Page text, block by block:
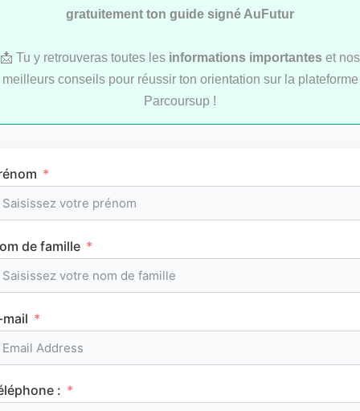
Comment réviser pendant les vacances d’été
au lycée ?
gratuitement ton guide signé AuFutur
📩 Tu y retrouveras toutes les informations importantes et nos
meilleurs conseils pour réussir ton orientation sur la plateforme
Parcoursup !
de famille
: